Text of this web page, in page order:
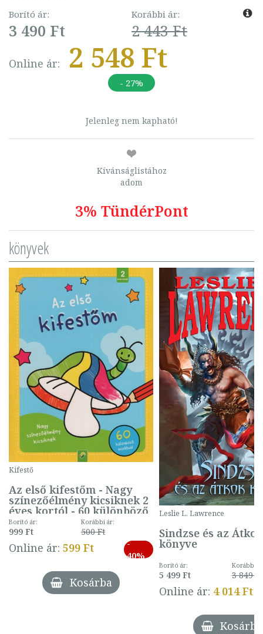
Borító ár:
3 490 Ft
Korábbi ár:
2 443 Ft
Online ár: 2 548 Ft
- 27%
Jelenleg nem kapható!
Kívánságlistához
adom
3% TündérPont
könyvek
Kifestő
Az első kifestőm - Nagy
színezőélmény kicsiknek 2
éves kortól - 60 különböző
mintával (gombás)
Borító ár:
999 Ft
Korábbi ár:
500 Ft
Online ár: 599 Ft
-
40%
Kosárba
Leslie L. Lawrence
Sindzse és az Átkok
könyve
Borító ár:
5 499 Ft
Korábbi
3 849 Ft
Online ár: 4 014 Ft
Kosárba